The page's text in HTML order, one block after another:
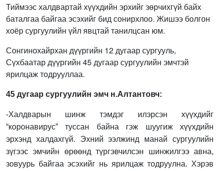
Тиймээс халдвартай хүүхдийн эрхийг зөрчихгүй байх
баталгаа байгаа эсэхийг бид сонирхлоо. Жишээ болгон
хоёр сургуулийн үйл явцтай танилцсан юм.
Сонгинохайрхан дүүргийн 12 дугаар сургууль,
Сүхбаатар дүүргийн 45 дугаар сургуулийн эмчтэй
ярилцаж тодрууллаа.
45 дугаар сургуулийн эмч н.Алтантовч:
-Халдварын шинж тэмдэг илэрсэн хүүхдийг
“коронавирус” туссан байна гэж шуугиж хүүхдийн
эрхэнд халдахгүй. Эхний ээлжинд манай сургуулийн
зүгээс эмчийн өрөөнд түргэвчилсэн шинжилгээ авна,
зовуурь байгаа эсэхийг нь ярилцаж тодруулна. Хэрэв